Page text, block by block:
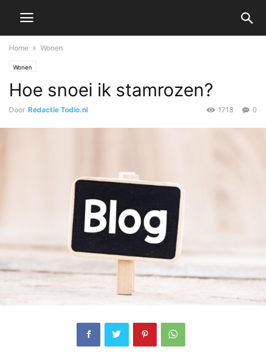
Home Wonen
Wonen
Hoe snoei ik stamrozen?
Door Redactie Todio.nl 0
1718